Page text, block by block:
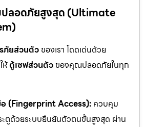
ปลอดภัยสูงสุด (Ultimate
ภัยส่วนตัว ของเรา โดดเด่นด้วย
ห้ตู้เซฟส่วนตัว ของคุณปลอดภัยในทุก
(Fingerprint Access): ควบคุม
ะตูด้วยระบบยืนยันตัวตนขั้นสูงสุด ผ่าน